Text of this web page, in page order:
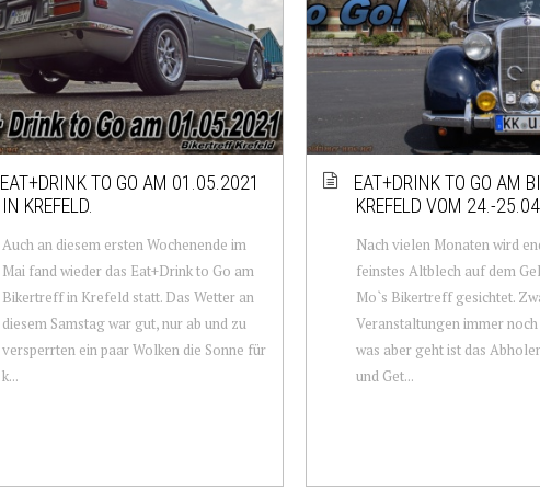
EAT+DRINK TO GO AM 01.05.2021
IN KREFELD.
Auch an diesem ersten Wochenende im
Mai fand wieder das Eat+Drink to Go am
Bikertreff in Krefeld statt. Das Wetter an
diesem Samstag war gut, nur ab und zu
versperrten ein paar Wolken die Sonne für
k...
EAT+DRINK TO GO AM
KREFELD VOM 24.-
Nach vielen Monaten wird
feinstes Altblech auf dem
Mo`s Bikertreff gesichtet.
Veranstaltungen immer
was aber geht ist das
und Get...